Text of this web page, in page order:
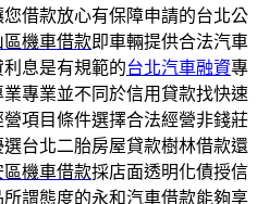
您借款放心有保障申請的台北公
區機車借款即車輛提供合法汽車
息是有規範的台北汽車融資專
專業並不同於信用貸款找快速
項目條件選擇合法經營非錢莊
選台北二胎房屋貸款樹林借款還
區機車借款採店面透明化債授信
謂態度的永和汽車借款能夠享